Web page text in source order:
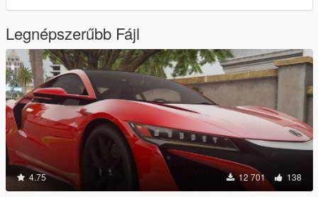
Legnépszerűbb Fájl
4.75 12 701 138